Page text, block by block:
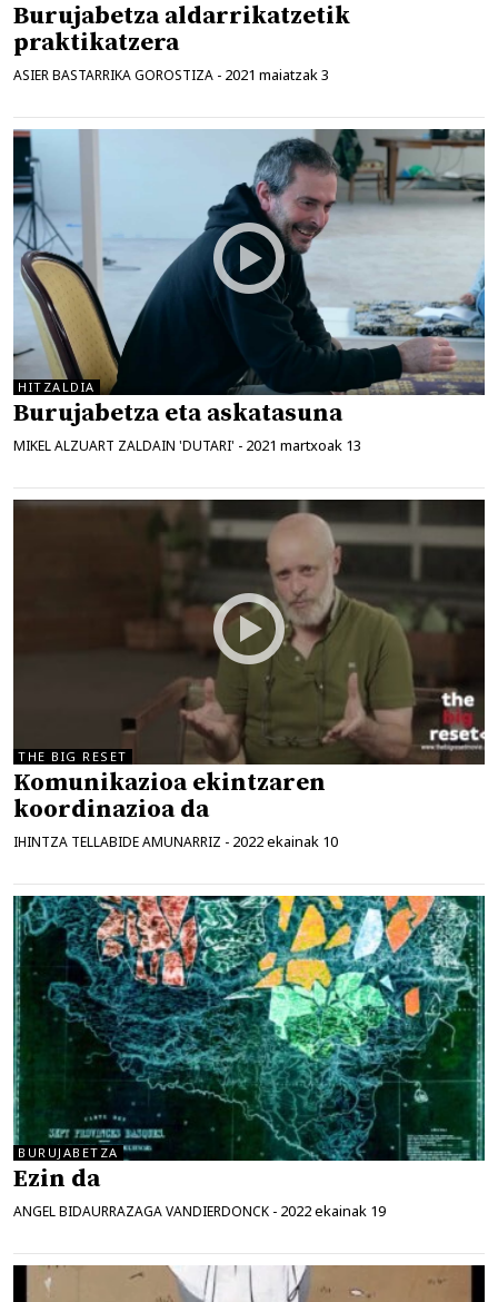
Burujabetza aldarrikatzetik
praktikatzera
ASIER BASTARRIKA GOROSTIZA - 2021 maiatzak 3
HITZALDIA
Burujabetza eta askatasuna
MIKEL ALZUART ZALDAIN 'DUTARI' - 2021 martxoak 13
THE BIG RESET
Komunikazioa ekintzaren
koordinazioa da
IHINTZA TELLABIDE AMUNARRIZ - 2022 ekainak 10
BURUJABETZA
Ezin da
ANGEL BIDAURRAZAGA VANDIERDONCK - 2022 ekainak 19